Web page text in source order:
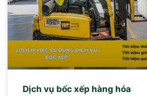
Dịch vụ bốc xếp hàng hóa